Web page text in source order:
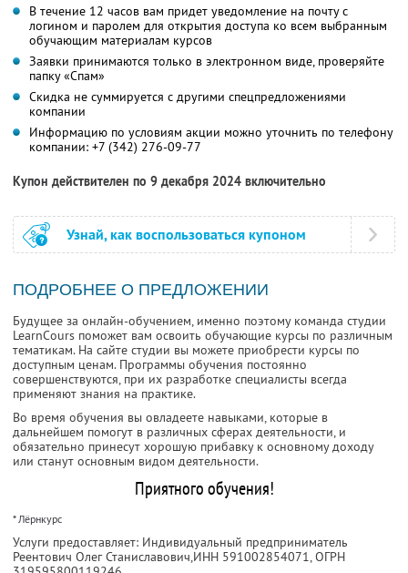
В течение 12 часов вам придет уведомление на почту с
логином и паролем для открытия доступа ко всем выбранным
обучающим материалам курсов
Заявки принимаются только в электронном виде, проверяйте
папку «Спам»
Скидка не суммируется с другими спецпредложениями
компании
Информацию по условиям акции можно уточнить по телефону
компании: +7 (342) 276-09-77
Купон действителен по 9 декабря 2024 включительно
Узнай, как воспользоваться купоном
ПОДРОБНЕЕ О ПРЕДЛОЖЕНИИ
Будущее за онлайн-обучением, именно поэтому команда студии
LearnCours поможет вам освоить обучающие курсы по различным
тематикам. На сайте студии вы можете приобрести курсы по
доступным ценам. Программы обучения постоянно
совершенствуются, при их разработке специалисты всегда
применяют знания на практике.
Во время обучения вы овладеете навыками, которые в
дальнейшем помогут в различных сферах деятельности, и
обязательно принесут хорошую прибавку к основному доходу
или станут основным видом деятельности.
Приятного обучения!
* Лёрнкурс
Услуги предоставляет: Индивидуальный предприниматель
Реентович Олег Станиславович,ИНН 591002854071, ОГРН